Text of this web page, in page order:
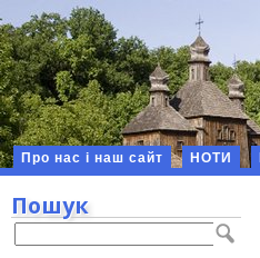
Про нас і наш сайт НОТИ
Пошук